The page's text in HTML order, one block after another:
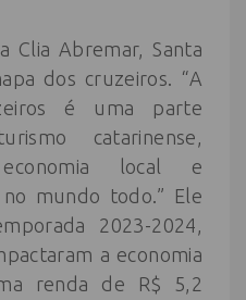
Clia Abremar, Santa
dos cruzeiros. “A
é uma parte
catarinense,
local e
mundo todo.” Ele
2023-2024,
a economia
renda de R$ 5,2